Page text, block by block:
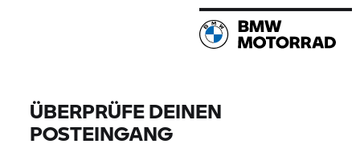
ÜBERPRÜFE DEINEN
POSTEINGANG